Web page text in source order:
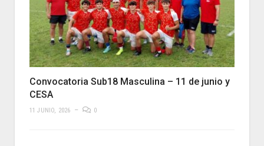
Convocatoria Sub18 Masculina – 11 de junio y
CESA
11 JUNIO, 2026 0